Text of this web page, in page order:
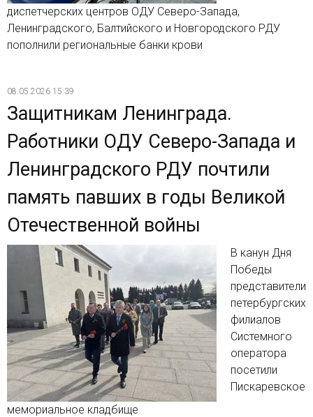
диспетчерских центров ОДУ Северо-Запада,
Ленинградского, Балтийского и Новгородского РДУ
пополнили региональные банки крови
08.05.2026 15:39
Защитникам Ленинграда.
Работники ОДУ Северо-Запада и
Ленинградского РДУ почтили
память павших в годы Великой
Отечественной войны
В канун Дня
Победы
представители
петербургских
филиалов
Системного
оператора
посетили
Пискаревское
мемориальное кладбище